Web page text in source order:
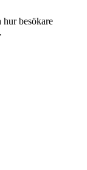
hur besökare